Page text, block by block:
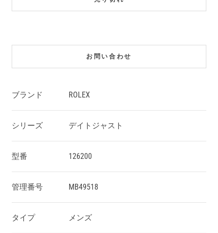
お問い合わせ
ブランド ROLEX
シリーズ デイトジャスト
型番 126200
管理番号 MB49518
タイプ メンズ